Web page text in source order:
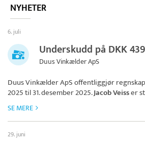
NYHETER
6. juli
Underskudd på DKK
Duus Vinkælder ApS
Duus Vinkælder ApSoffentliggjør
2025 til 31. desember 2025.Jacob Veisser
SE MERE
29. juni